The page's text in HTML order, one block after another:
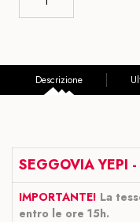
Descrizione
SEGGOVIA YEPI
IMPORTANTE! La
entro le ore 15h.